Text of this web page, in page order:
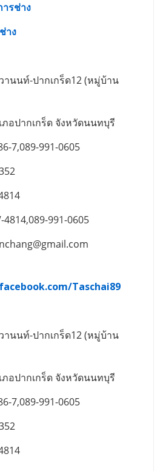
รช่าง
าง
านนท์-ปากเกร็ด12 (หมู่บ้าน
อปากเกร็ด จังหวัดนนทบุรี
7,089-991-0605
4814,089-991-0605
Taschai89
านนท์-ปากเกร็ด12 (หมู่บ้าน
อปากเกร็ด จังหวัดนนทบุรี
7,089-991-0605